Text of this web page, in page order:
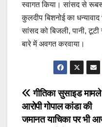
स्वागत किया। सांसद से
कुलदीप बिशनोई का
सांसद को बिजली, पानी,
बारे में अवगत करवाया।
Post
navigation
गीतिका सुसाइड
आरोपी गोपाल कांडा की
जमानत याचिका पर भी